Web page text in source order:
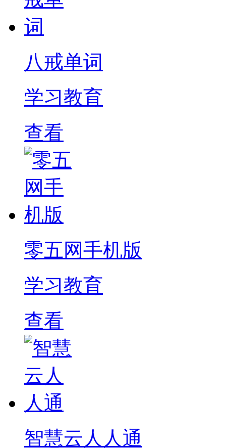
八戒单词
学习教育
查看
零五网手机版
学习教育
查看
智慧云人人通